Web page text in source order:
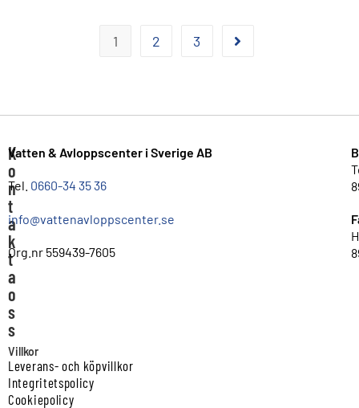
1 2 3
K
o
n
t
a
k
t
a
o
s
s
Vatten & Avloppscenter i Sverige AB
Tel. 0660-34 35 36
info@vattenavloppscenter.se
Org.nr 559439-7605
Villkor
Leverans- och köpvillkor
Integritetspolicy
Cookiepolicy